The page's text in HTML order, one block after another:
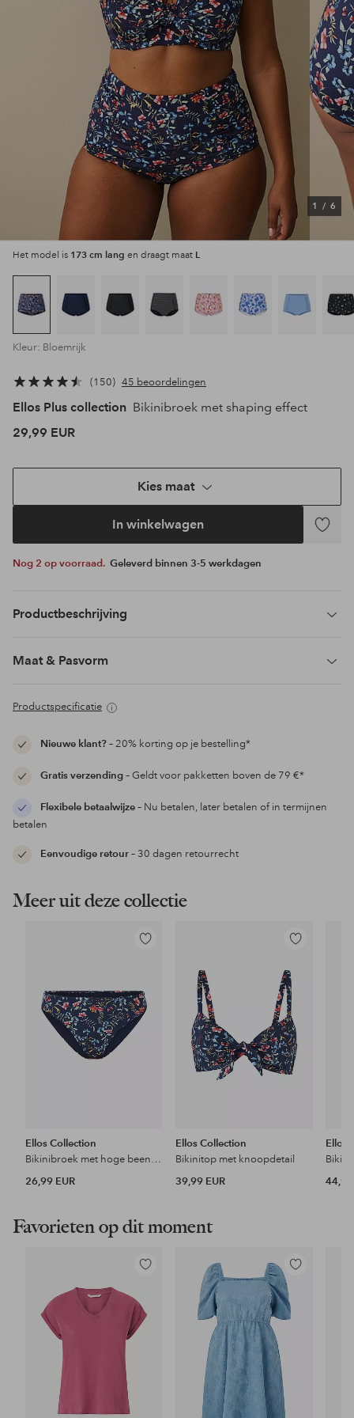
1 / 6
Het model is 173 cm lang en draagt maat L
Kleur: Bloemrijk
150 45 beoordelingen
Ellos Plus collection Bikinibroek met shaping effect
29,99 EUR
Kies maat
In winkelwagen
Nog 2 op voorraad. Geleverd binnen 3-5 werkdagen
Productbeschrijving
Maat & Pasvorm
Productspecificatie
Nieuwe klant?– 20% korting op je bestelling*
Gratis verzending– Geldt voor pakketten boven de 79 €*
Flexibele betaalwijze– Nu betalen, later betalen of in termijnen
betalen
Eenvoudige retour– 30 dagen retourrecht
Meer uit deze collectie
Toevoegen
Ellos Collection
Bikinibroek met hoge beenuitsnijding
26,99 EUR
Toevoegen
favorieten
Ellos Collection
Bikinitop met knoopdetail
39,99 EUR
Ellos
44,99
Favorieten op dit moment
Toevoegen
favorieten
Toevoegen
aan
favorieten